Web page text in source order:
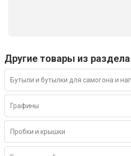
Другие товары из
Бутыли и бутылки для самогона и
Графины
Пробки и крышки